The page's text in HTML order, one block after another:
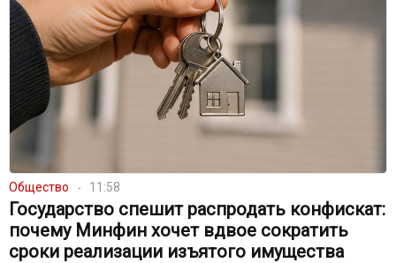
Общество 11:58
Государство спешит распродать конфискат:
почему Минфин хочет вдвое сократить
сроки реализации изъятого имущества